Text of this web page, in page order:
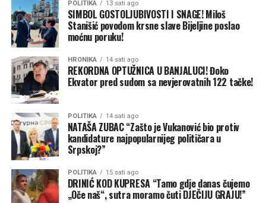
POLITIKA 13 sati ago
SIMBOL GOSTOLJUBIVOSTI I SNAGE! Miloš
Stanišić povodom krsne slave Bijeljine poslao
moćnu poruku!
HRONIKA 14 sati ago
REKORDNA OPTUŽNICA U BANJALUCI! Đoko
Ekvator pred sudom sa nevjerovatnih 122 tačke!
POLITIKA 14 sati ago
NATAŠA ZUBAC “Zašto je Vukanović bio protiv
kandidature najpopularnijeg političara u
Srpskoj?”
POLITIKA 15 sati ago
DRINIĆ KOD KUPRESA “Tamo gdje danas čujemo
„Oče naš“, sutra moramo čuti DJEČIJU GRAJU!”